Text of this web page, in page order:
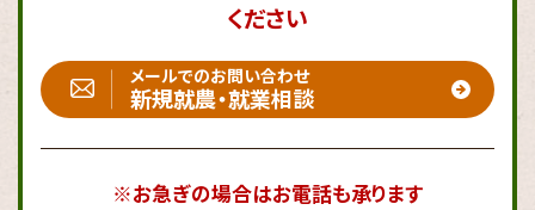
ください
メールでのお問い合わせ
新規就農・就業相談
※お急ぎの場合はお電話も承ります